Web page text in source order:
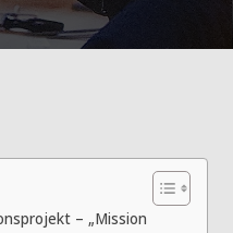
– „Mission